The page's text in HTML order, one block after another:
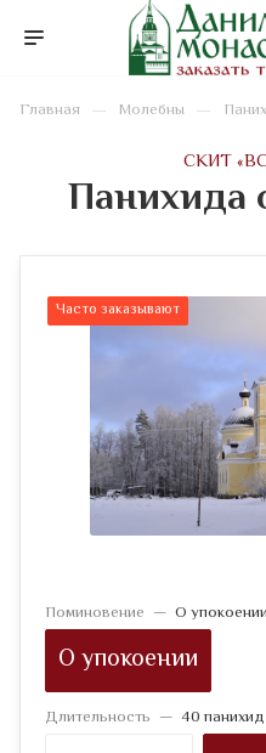
Главная — Молебны —
CКИТ
Панихида
Часто заказывают
Поминовение — О упокоении
О упокоении
Длительность — 40 панихид